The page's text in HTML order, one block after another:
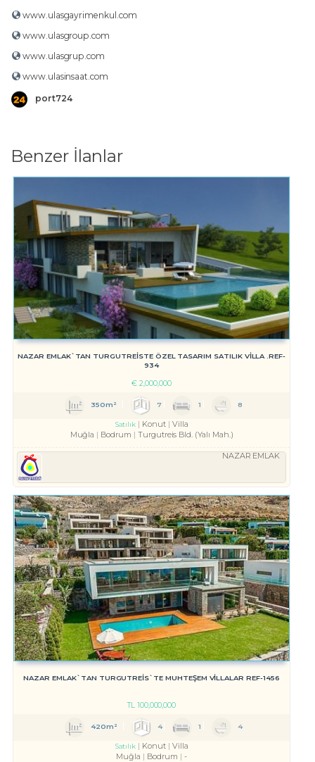
www.ulasgayrimenkul.com
www.ulasgroup.com
www.ulasgrup.com
www.ulasinsaat.com
port724
Benzer İlanlar
NAZAR EMLAK`TAN TURGUTREİSTE ÖZEL TASARIM SATILIK VİLLA .REF-
934
€ 2,000,000
350m² 7 1 8
Satılık Konut
Villa
Muğla
Bodrum Turgutreis Bld. (Yalı Mah.)
NAZAR EMLAK
NAZAR EMLAK`TAN TURGUTREİS`TE MUHTEŞEM VİLLALAR REF-1456
TL100,000,000
420m² 4 1 4
Satılık Konut
Villa
Muğla
Bodrum -